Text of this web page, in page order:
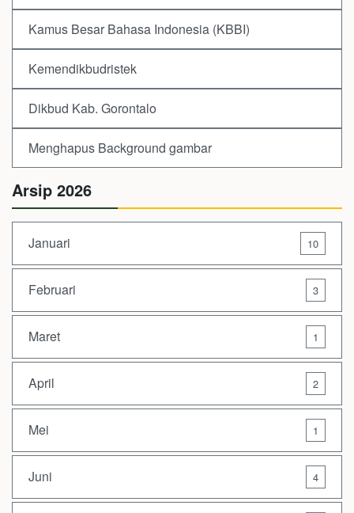
Kamus Besar Bahasa Indonesia (KBBI)
Kemendikbudristek
Dikbud Kab. Gorontalo
Menghapus Background gambar
Arsip 2026
Januari 10
Februari 3
Maret 1
April 2
Mei 1
Juni 4